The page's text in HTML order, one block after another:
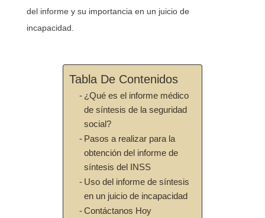
del informe y su importancia en un juicio de
incapacidad.
Tabla De Contenidos
¿Qué es el informe médico
de síntesis de la seguridad
social?
Pasos a realizar para la
obtención del informe de
síntesis del INSS
Uso del informe de síntesis
en un juicio de incapacidad
Contáctanos Hoy